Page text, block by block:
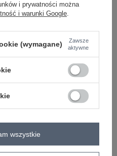
COTTON COMFORT
Biała bluza damska z napisem
Newcastle RUE PARIS
Zaloguj się i zobacz cenę
i prywatności można
i warunki Google.
(wymagane)
Zawsze
aktywne
wszystkie